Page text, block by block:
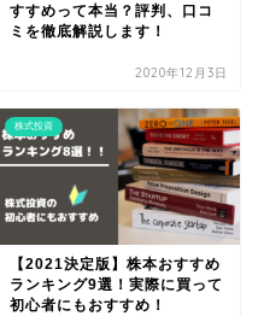
すすめって本当？評判、口コ
ミを徹底解説します！
2020年12月3日
株式投資
【2021決定版】株本おすすめ
ランキング9選！実際に買って
初心者にもおすすめ！